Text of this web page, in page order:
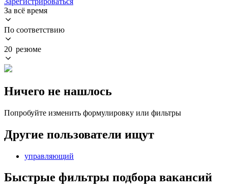
За всё время
По соответствию
20 резюме
Ничего не нашлось
Попробуйте изменить формулировку или фильтры
Другие пользователи ищут
управляющий
Быстрые фильтры подбора вакансий